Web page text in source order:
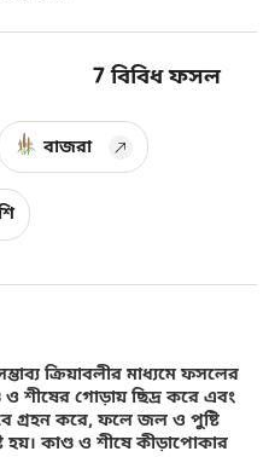
7বিবিধ ফসল
বাজরা
ক্রিয়াবলীর মাধ্যমে ফসলের
ও শীষের গোড়ায় ছিদ্র করে এবং
গ্রহন করে, ফলে জল ও পুষ্টি
হয়। কাণ্ড ও শীষে কীড়াপোকার